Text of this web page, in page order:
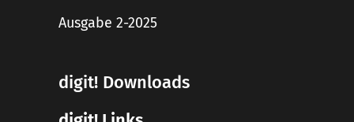
Ausgabe 2-2025
digit! Downloads